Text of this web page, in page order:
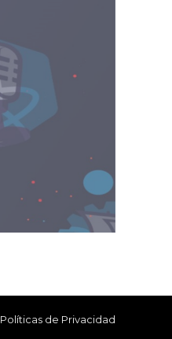
Políticas de Privacidad